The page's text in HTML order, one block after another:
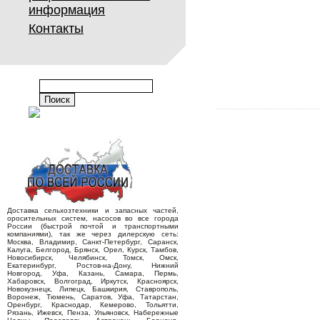
информация
Контакты
Доставка сельхозтехники и запасных частей,
оросительных систем, насосов во все города
России (быстрой почтой и транспортными
компаниями), так же через дилерскую сеть:
Москва, Владимир, Санкт-Петербург, Саранск,
Калуга, Белгород, Брянск, Орел, Курск, Тамбов,
Новосибирск, Челябинск, Томск, Омск,
Екатеринбург, Ростов-на-Дону, Нижний
Новгород, Уфа, Казань, Самара, Пермь,
Хабаровск, Волгоград, Иркутск, Красноярск,
Новокузнецк, Липецк, Башкирия, Ставрополь,
Воронеж, Тюмень, Саратов, Уфа, Татарстан,
Оренбург, Краснодар, Кемерово, Тольятти,
Рязань, Ижевск, Пенза, Ульяновск, Набережные